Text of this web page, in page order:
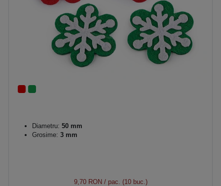
Diametru: 50 mm
Grosime: 3 mm
9,70 RON/ pac. (10 buc.)